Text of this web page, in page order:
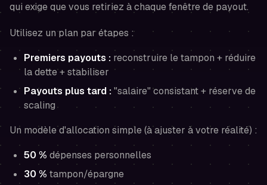
qui exige que vous retiriez à chaque fenêtre de payout.
Utilisez un plan par étapes :
Premiers payouts : reconstruire le tampon + réduire
la dette + stabiliser
Payouts plus tard :"salaire" consistant + réserve de
scaling
Un modèle d'allocation simple (à ajuster à votre réalité) :
50 % dépenses personnelles
30 % tampon/épargne